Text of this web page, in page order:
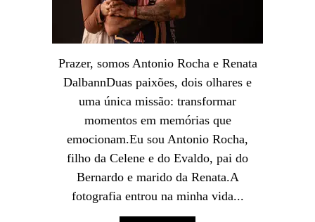
Prazer, somos Antonio Rocha e Renata
DalbannDuas paixões, dois olhares e
uma única missão: transformar
momentos em memórias que
emocionam.Eu sou Antonio Rocha,
filho da Celene e do Evaldo, pai do
Bernardo e marido da Renata.A
fotografia entrou na minha vida...